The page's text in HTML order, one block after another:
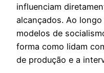
influenciam
alcançados. Ao
modelos de
forma como lidam
de produção e a